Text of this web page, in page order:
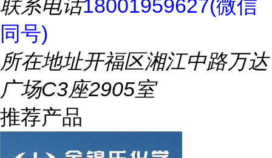
联系电话18001959627(微信
同号)
所在地址开福区湘江中路万达
广场C3座2905室
推荐产品